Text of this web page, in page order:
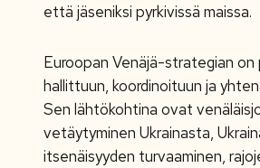
että jäseniksi pyrkivissä maissa.
Euroopan Venäjä-strategian
hallittuun, koordinoituun ja
Sen lähtökohtina ovat
vetäytyminen Ukrainasta,
itsenäisyyden turvaaminen,